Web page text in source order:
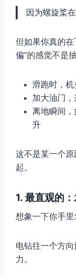
因为螺旋桨在
但如果你真的
偏”的感觉不是
滑跑时，
加大油门
离地瞬间
升
这不是某一个
起。
1. 最直观的
想象一下你手里
电钻往一个方
力。